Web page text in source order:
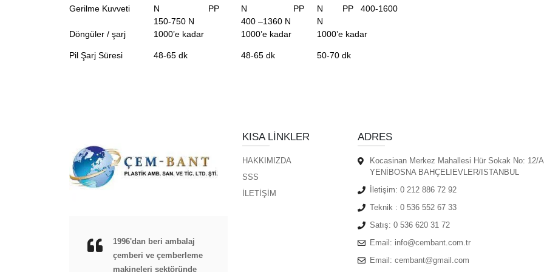
Gerilme Kuvveti
N PP
150-750 N
N PP
400 –1360 N
N PP 400-1600
N
Döngüler / şarj
1000’e kadar 1000’e kadar 1000’e kadar
Pil Şarj Süresi 48-65 dk 48-65 dk 50-70 dk
1996'dan beri ambalaj
çemberi ve çemberleme
makineleri sektöründe
KISA LINKLER
HAKKIMIZDA
SSS
İLETİŞİM
ADRES
Kocasinan Merkez Mahallesi Hür Sokak No: 12/A
YENİBOSNA BAHÇELIEVLER/ISTANBUL
İletişim: 0 212 886 72 92
Teknik : 0 536 552 67 33
Satış: 0 536 620 31 72
Email: info@cembant.com.tr
Email: cembant@gmail.com